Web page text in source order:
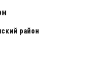
район